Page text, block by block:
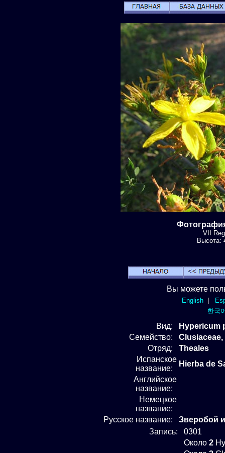
VII
Высота:
Вы можете
English|
한국
Вид:
Hypericum
Семейство:
Отряд:
Theales
Испанское
название:
Hierba de
Английское
название:
Немецкое
название:
Русское название:
Зверобой
Запись:
0301
Около 2